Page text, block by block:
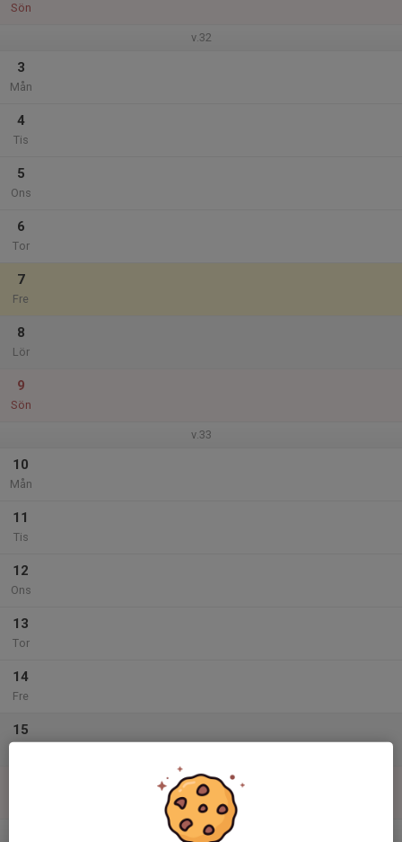
Sön
v.32
3
Mån
4
Tis
5
Ons
6
Tor
7
Fre
8
Lör
9
Sön
v.33
10
Mån
11
Tis
12
Ons
13
Tor
14
Fre
15
v.34